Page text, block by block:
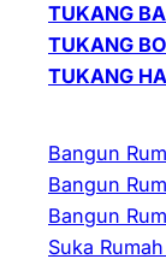
TUKANG
TUKANG
TUKANG
Bangun
Bangun
Bangun
Suka